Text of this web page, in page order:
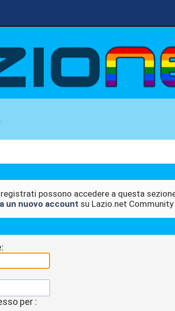
.
possono accedere a questa
un nuovo account su Lazio.net Community
per :